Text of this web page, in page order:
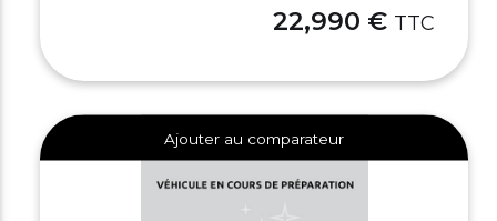
22,990 € TTC
Ajouter au comparateur